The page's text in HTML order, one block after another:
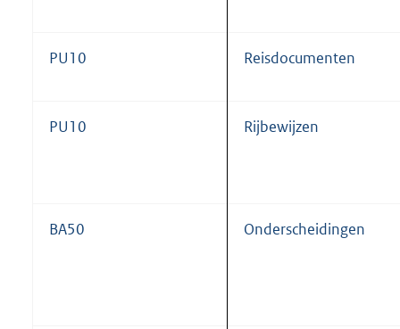
PU10 Reisdocumenten
PU10 Rijbewijzen
BA50 Onderscheidingen